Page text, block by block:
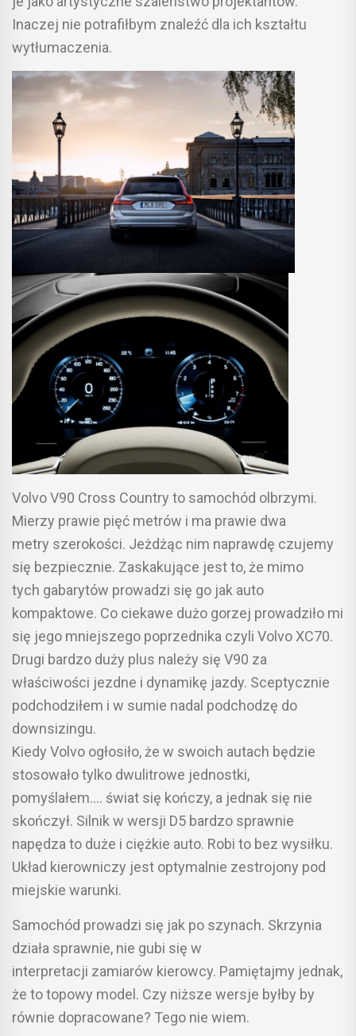
Inaczej nie potrafiłbym znaleźć dla ich kształtu
wytłumaczenia.
Volvo V90 Cross Country to samochód olbrzymi.
Mierzy prawie pięć metrów i ma prawie dwa
metry szerokości. Jeżdżąc nim naprawdę czujemy
się bezpiecznie. Zaskakujące jest to, że mimo
tych gabarytów prowadzi się go jak auto
kompaktowe. Co ciekawe dużo gorzej prowadziło mi
się jego mniejszego poprzednika czyli Volvo XC70.
Drugi bardzo duży plus należy się V90 za
właściwości jezdne i dynamikę jazdy. Sceptycznie
podchodziłem i w sumie nadal podchodzę do
downsizingu.
Kiedy Volvo ogłosiło, że w swoich autach będzie
stosowało tylko dwulitrowe jednostki,
pomyślałem…. świat się kończy, a jednak się nie
skończył. Silnik w wersji D5 bardzo sprawnie
napędza to duże i ciężkie auto. Robi to bez wysiłku.
Układ kierowniczy jest optymalnie zestrojony pod
miejskie warunki.
Samochód prowadzi się jak po szynach. Skrzynia
działa sprawnie, nie gubi się w
interpretacji zamiarów kierowcy. Pamiętajmy jednak,
że to topowy model. Czy niższe wersje byłby by
równie dopracowane? Tego nie wiem.